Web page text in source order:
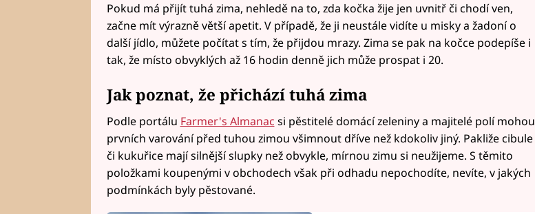
Pokud má přijít tuhá zima, nehledě na to, zda kočka žije jen uvnitř či chodí ven,
začne mít výrazně větší apetit. V případě, že ji neustále vidíte u misky a žadoní o
další jídlo, můžete počítat s tím, že přijdou mrazy. Zima se pak na kočce podepíše i
tak, že místo obvyklých až 16 hodin denně jich může prospat i 20.
Jak poznat, že přichází tuhá zima
Podle portálu Farmer's Almanac si pěstitelé domácí zeleniny a majitelé polí mohou
prvních varování před tuhou zimou všimnout dříve než kdokoliv jiný. Pakliže cibule
či kukuřice mají silnější slupky než obvykle, mírnou zimu si neužijeme. S těmito
položkami koupenými v obchodech však při odhadu nepochodíte, nevíte, v jakých
podmínkách byly pěstované.